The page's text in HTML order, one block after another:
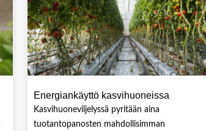
Energiankäyttö kasvihuoneissa
Kasvihuoneviljelyssä pyritään aina
tuotantopanosten mahdollisimman